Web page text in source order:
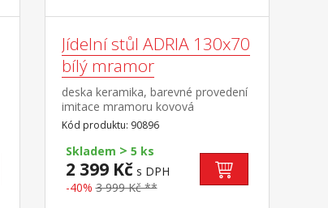
Jídelní stůl ADRIA 130x70
bílý mramor
deska keramika, barevné provedení
imitace mramoru kovová
konstrukce, barevné provedení
černá
Kód produktu: 90896
Skladem > 5 ks
2 399 Kč s DPH
-40% 3 999 Kč **